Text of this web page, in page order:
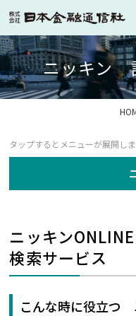
ニッキン
ニッキン
検索サービス
こんな時に役立つ